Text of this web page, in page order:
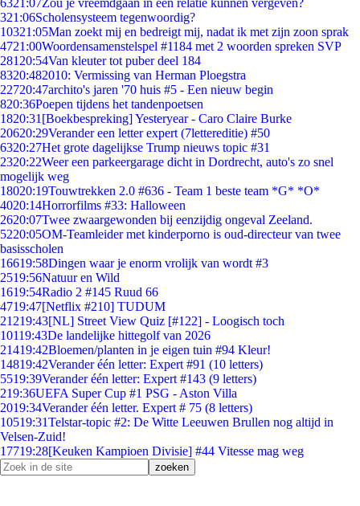
6321:07Zou je vreemdgaan in een relatie kunnen vergeven?
321:06Scholensysteem tegenwoordig?
10321:05Man zoekt mij en bedreigt mij, nadat ik met zijn zoon sprak
4721:00Woordensamenstelspel #1184 met 2 woorden spreken SVP
281 20:54Van kleuter tot puber deel 184
8320:482010: Vermissing van Herman Ploegstra
22720:47archito's jaren '70 huis #5 - Een nieuw begin
820:36Poepen tijdens het tandenpoetsen
1820:31 [Boekbespreking] Yesteryear - Caro Claire Burke
20620:29Verander een letter expert (7lettereditie) #50
6320:27Het grote dagelijkse Trump nieuws topic #31
2320:22Weer een parkeergarage dicht in Dordrecht, auto's zo snel
mogelijk weg
18020:19Touwtrekken 2.0 #636 - Team 1 beste team *G* *O*
4020:14Horrorfilms #33: Halloween
2620:07Twee zwaargewonden bij eenzijdig ongeval Zeeland.
5220:05OM-Teamleider met kinderporno is oud-directeur van twee
basisscholen
16619:58Dingen waar je enorm vrolijk van wordt #3
2519:56Natuur en Wild
1619:54Radio 2 #145 Ruud 66
4719:47[Netflix #210] TUDUM
21219:43[NL] Street View Quiz [#122] - Loogisch toch
10119:43De landelijke hittegolf van 2026
21419:42Bloemen/planten in je eigen tuin #94 Kleur!
14819:42Verander één letter: Expert #91 (10 letters)
5519:39Verander één letter: Expert #143 (9 letters)
219:36UEFA Super Cup #1 PSG - Aston Villa
2019:34Verander één letter. Expert # 75 (8 letters)
10519:31Telstar-topic #2: De Witte Leeuwen Brullen nog altijd in
Velsen-Zuid!
17719:28[Keuken Kampioen Divisie] #44 Vitesse mag weg